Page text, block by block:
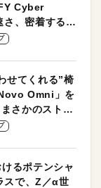
Cyber
、密着する冷
性がグッド！
せてくれる”椅
Omni」を
さかのストレ
るポテンシャ
スで、Z／α世